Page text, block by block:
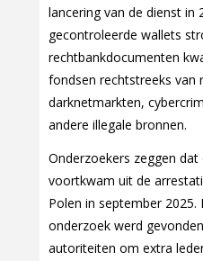
lancering van de dienst in
gecontroleerde wallets
rechtbankdocumenten
fondsen rechtstreeks van
darknetmarkten,
andere illegale bronnen.
Onderzoekers zeggen
voortkwam uit de
Polen in september
onderzoek werd
autoriteiten om extra